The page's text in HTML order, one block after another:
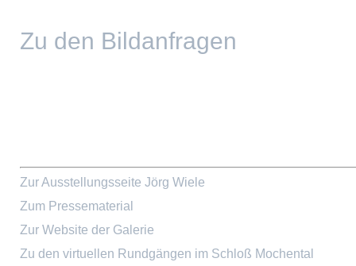
Zu den Bildanfragen
Zur Ausstellungsseite Jörg Wiele
Zum Pressematerial
Zur Website der Galerie
Zu den virtuellen Rundgängen im Schloß Mochental